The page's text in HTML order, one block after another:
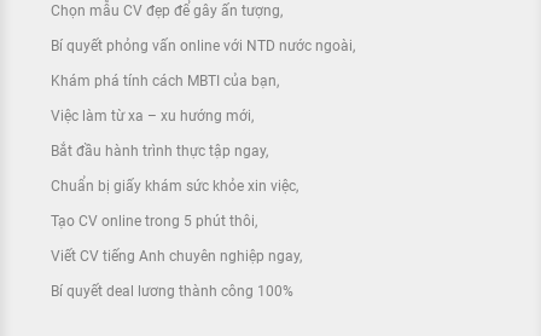
Chọn mẫu CV đẹp để gây ấn tượng
Bí quyết phỏng vấn online với NTD nước ngoài
Khám phá tính cách MBTI của bạn
Việc làm từ xa – xu hướng mới
Bắt đầu hành trình thực tập ngay
Chuẩn bị giấy khám sức khỏe xin việc
Tạo CV online trong 5 phút thôi
Viết CV tiếng Anh chuyên nghiệp ngay
Bí quyết deal lương thành công 100%